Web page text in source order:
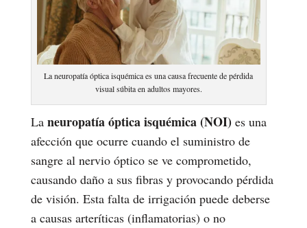
La neuropatía óptica isquémica es una causa frecuente de pérdida
visual súbita en adultos mayores.
La neuropatía óptica isquémica (NOI) es una
afección que ocurre cuando el suministro de
sangre al nervio óptico se ve comprometido,
causando daño a sus fibras y provocando pérdida
de visión. Esta falta de irrigación puede deberse
a causas arteríticas (inflamatorias) o no